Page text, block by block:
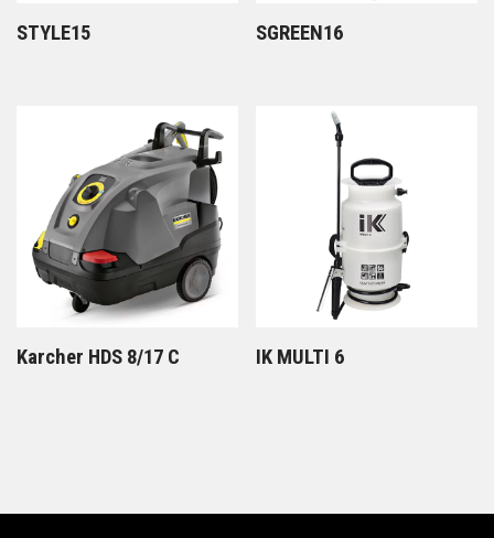
STYLE15 SGREEN16
Karcher HDS 8/17 C IK MULTI 6